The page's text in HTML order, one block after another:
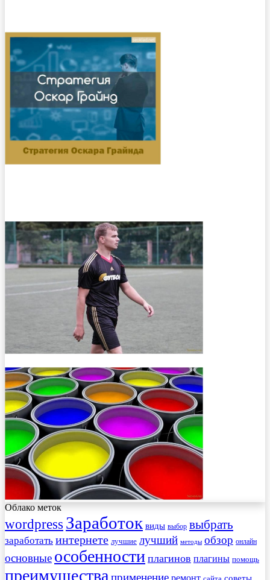
Облако меток
wordpress Заработок виды выбор выбрать
заработать интернете лучшие лучший методы обзор онлайн
основные особенности плагинов плагины помощь
преимущества ремонт советы